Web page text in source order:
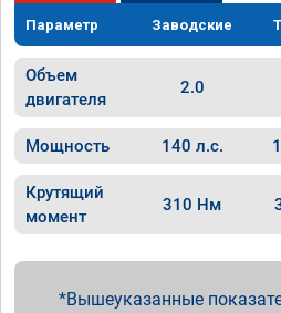
Параметр Заводские
Объем
двигателя
2.0
Мощность 140 л.с.
Крутящий
момент
310 Нм
Вышеуказанные